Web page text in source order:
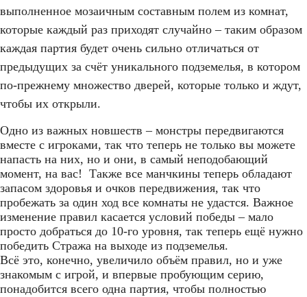
выполненное мозаичным составным полем из комнат,
которые каждый раз приходят случайно – таким образом
каждая партия будет очень сильно отличаться от
предыдущих за счёт уникального подземелья, в котором
по-прежнему множество дверей, которые только и ждут,
чтобы их открыли.
Одно из важных новшеств – монстры передвигаются
вместе с игроками, так что теперь не только вы можете
напасть на них, но и они, в самый неподобающий
момент, на вас! Также все манчкины теперь обладают
запасом здоровья и очков передвижения, так что
пробежать за один ход все комнаты не удастся. Важное
изменение правил касается условий победы – мало
просто добраться до 10-го уровня, так теперь ещё нужно
победить Стража на выходе из подземелья.
Всё это, конечно, увеличило объём правил, но и уже
знакомым с игрой, и впервые пробующим серию,
понадобится всего одна партия, чтобы полностью